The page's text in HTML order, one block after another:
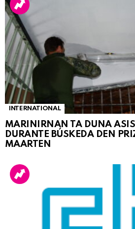
INTERNATIONAL
MARINIRNAN TA DUNA
DURANTE BÚSKEDA DEN
MAARTEN